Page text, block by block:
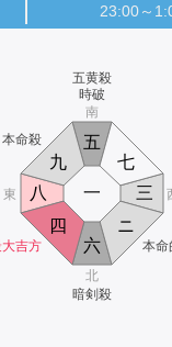
23:00～
本命殺
五黄殺
時破
吉方
暗剣殺
本命
南
北
東
六
七
八
九
一
ニ
三
四
五